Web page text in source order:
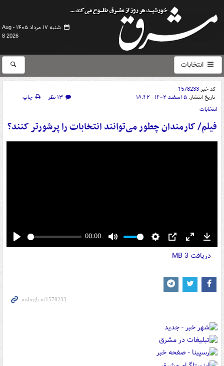
شنبه ۱۷ مرداد ۱۴۰۵ -
Aug
8 2026
انتخابات
کد خبر1578233
تاریخ انتشار: ۵ اسفند ۱۴۰۲ - ۱۸:۴۲ ۱۳ نظر
چاپ
انتخابات
فیلم/ کارمندان چطور می‌توانند انتخابات را پرشورتر کنند؟
Play
00:00
Mute Settings
PIP Enter
fullscreen
دریافت 3 MB